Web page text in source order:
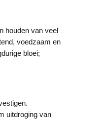
houden van veel
voedzaam en
bloei;
uitdroging van